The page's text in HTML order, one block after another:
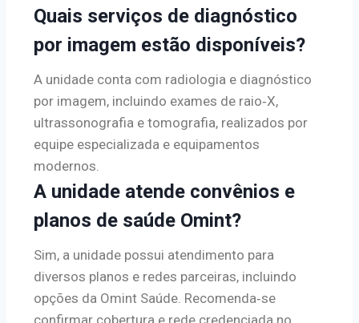
Quais serviços de diagnóstico
por imagem estão disponíveis?
A unidade conta com radiologia e diagnóstico
por imagem, incluindo exames de raio‑X,
ultrassonografia e tomografia, realizados por
equipe especializada e equipamentos
modernos.
A unidade atende convênios e
planos de saúde Omint?
Sim, a unidade possui atendimento para
diversos planos e redes parceiras, incluindo
opções da Omint Saúde. Recomenda‑se